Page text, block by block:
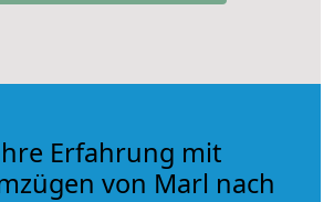
Erfahrung mit
von Marl nach